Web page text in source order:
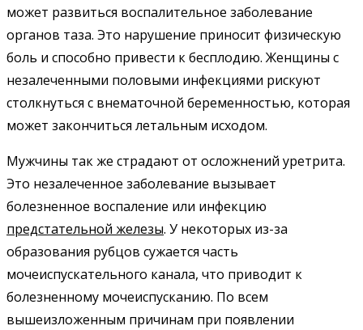
может развиться воспалительное заболевание
органов таза. Это нарушение приносит физическую
боль и способно привести к бесплодию. Женщины с
незалеченными половыми инфекциями рискуют
столкнуться с внематочной беременностью, которая
может закончиться летальным исходом.
Мужчины так же страдают от осложнений уретрита.
Это незалеченное заболевание вызывает
болезненное воспаление или инфекцию
предстательной железы. У некоторых из-за
образования рубцов сужается часть
мочеиспускательного канала, что приводит к
болезненному мочеиспусканию. По всем
вышеизложенным причинам при появлении